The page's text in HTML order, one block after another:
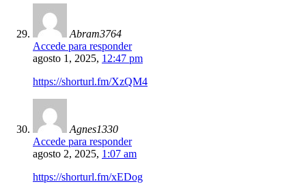
Abram3764
Accede para responder
agosto 1, 2025, 12:47 pm
https://shorturl.fm/XzQM4
Agnes1330
Accede para responder
agosto 2, 2025, 1:07 am
https://shorturl.fm/xEDog